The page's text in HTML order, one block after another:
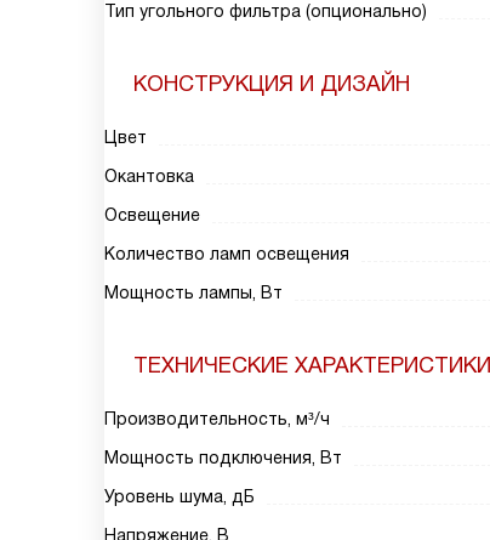
Тип угольного фильтра (опционально)
КОНСТРУКЦИЯ И ДИЗАЙН
Цвет
Окантовка
Освещение
Количество ламп освещения
Мощность лампы, Вт
ТЕХНИЧЕСКИЕ ХАРАКТЕРИСТИКИ
Производительность, м³/ч
Мощность подключения, Вт
Уровень шума, дБ
Напряжение, В